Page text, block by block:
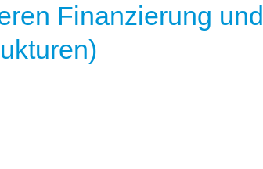
Finanzierung und